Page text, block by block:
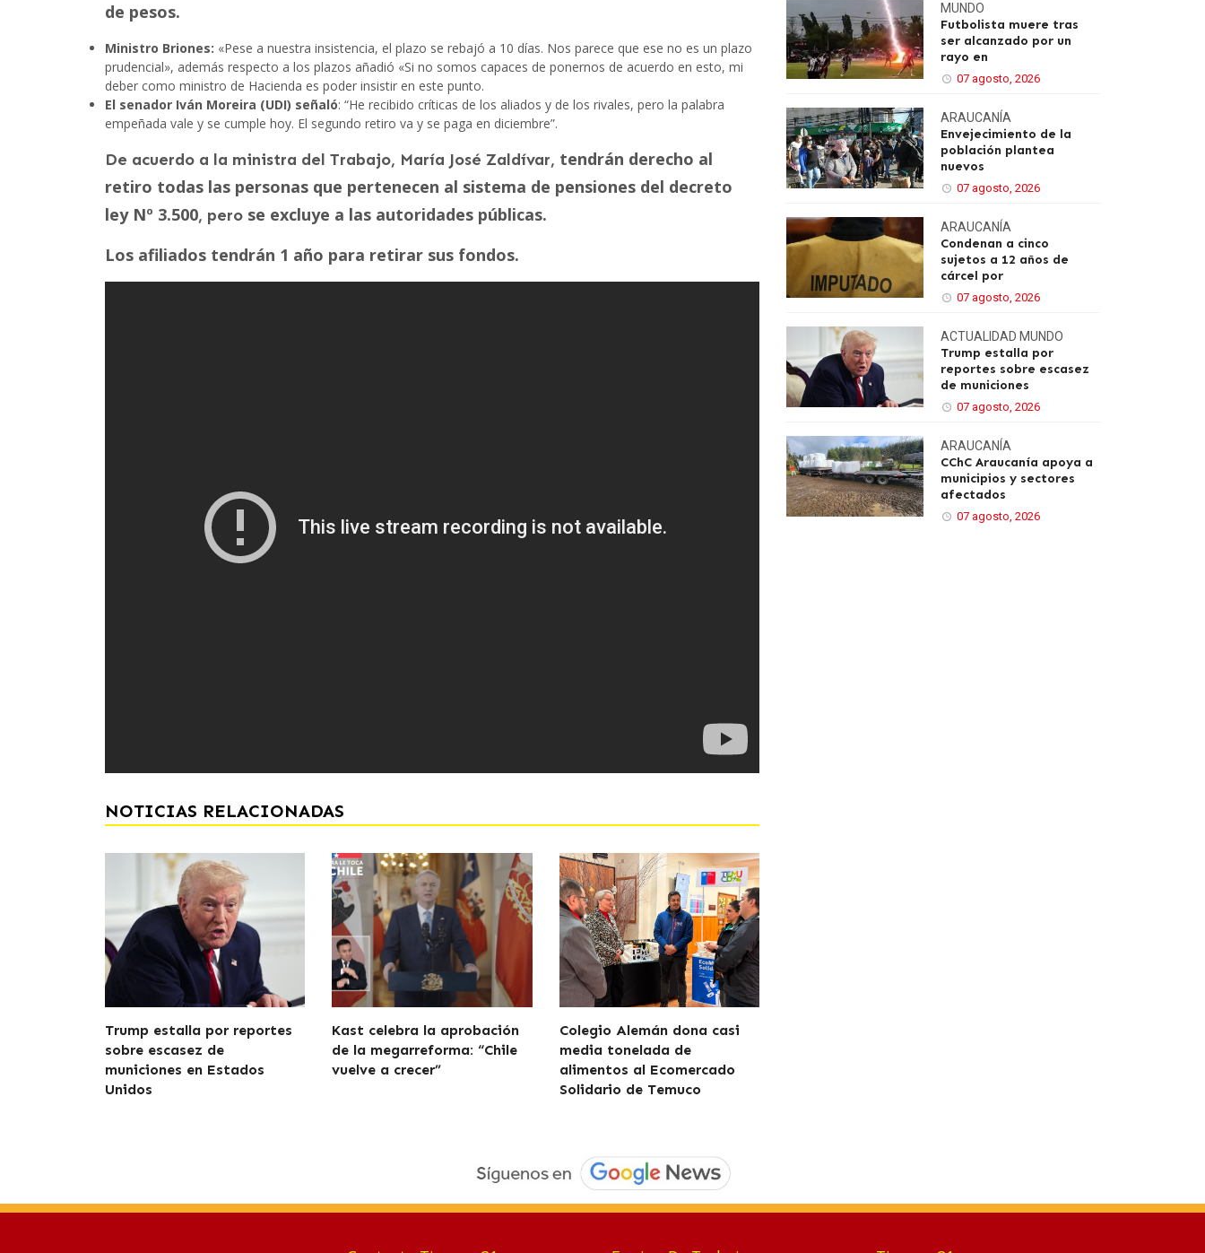
de pesos.
Ministro Briones: «Pese a nuestra insistencia, el plazo se rebajó a 10 días. Nos parece que ese no es un plazo
prudencial», además respecto a los plazos añadió «Si no somos capaces de ponernos de acuerdo en esto, mi
deber como ministro de Hacienda es poder insistir en este punto.
El senador Iván Moreira (UDI) señaló: “He recibido críticas de los aliados y de los rivales, pero la palabra
empeñada vale y se cumple hoy. El segundo retiro va y se paga en diciembre”.
De acuerdo a la ministra del Trabajo, María José Zaldívar, tendrán derecho al
retiro todas las personas que pertenecen al sistema de pensiones del decreto
ley Nº 3.500, pero se excluye a las autoridades públicas.
Los afiliados tendrán 1 año para retirar sus fondos.
NOTICIAS RELACIONADAS
Trump estalla por reportes
sobre escasez de
municiones en Estados
Unidos
Kast celebra la aprobación
de la megarreforma: “Chile
vuelve a crecer”
Colegio Alemán dona casi
media tonelada de
alimentos al Ecomercado
Solidario de Temuco
MUNDO
Futbolista muere tras
ser alcanzado por un
rayo en
07 agosto, 2026
ARAUCANÍA
Envejecimiento de la
población plantea
nuevos
07 agosto, 2026
ARAUCANÍA
Condenan a cinco
sujetos a 12 años de
cárcel por
07 agosto, 2026
ACTUALIDAD MUNDO
Trump estalla por
reportes sobre escasez
de municiones
07 agosto, 2026
ARAUCANÍA
CChC Araucanía apoya a
municipios y sectores
afectados
07 agosto, 2026